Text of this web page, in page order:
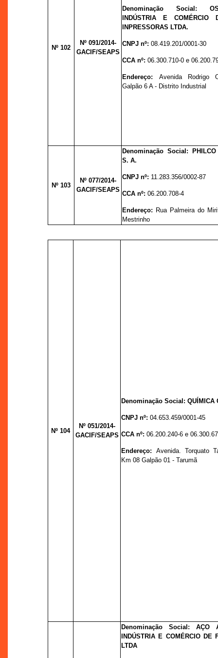
Nº 102
Nº 091/2014-
GACIF/SEAPS
Denominação Social:
INDÚSTRIA E COMÉRCIO
INPRESSORAS LTDA.
CNPJ nº:08.419.201/0001-30
CCA nº:06.300.710-0 e
Endereço: Avenida Rodrigo
Galpão 6 A - Distrito Industrial
Nº 103
Nº 077/2014-
GACIF/SEAPS
Denominação Social:
S. A.
CNPJ nº: 11.283.356/0002-87
CCA nº:06.200.708-4
Endereço: Rua Palmeira do
Mestrinho
Nº 104
Nº 051/2014-
GACIF/SEAPS
Denominação Social:QUÍMICA
CNPJ nº:04.653.459/0001-45
CCA nº:06.200.240-6 e
Endereço: Avenida. Torquato
Km 08 Galpão 01 - Tarumã
Denominação Social: AÇO
INDÚSTRIA E COMÉRCIO DE
LTDA